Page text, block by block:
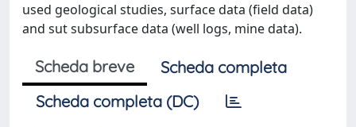
used geological studies, surface data (field data)
and sut subsurface data (well logs, mine data).
Scheda breve
Scheda completa
Scheda completa (DC)